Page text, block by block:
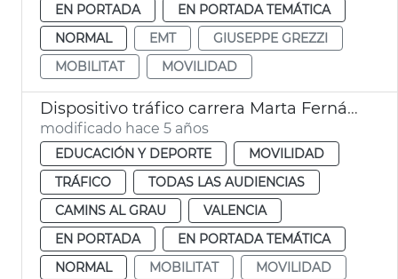
EN PORTADA
EN PORTADA TEMÁTICA
NORMAL
EMT
GIUSEPPE GREZZI
MOBILITAT
MOVILIDAD
Dispositivo tráfico carrera Marta Fernández
modificado hace 5 años
EDUCACIÓN Y DEPORTE
MOVILIDAD
TRÁFICO
TODAS LAS AUDIENCIAS
CAMINS AL GRAU
VALENCIA
EN PORTADA
EN PORTADA TEMÁTICA
NORMAL
MOBILITAT
MOVILIDAD